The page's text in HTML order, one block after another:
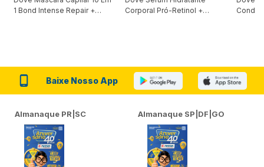
1 Bond Intense Repair +
Corporal Pró-Retinol +
Baixe Nosso App
Almanaque PR|SC Almanaque SP|DF|GO